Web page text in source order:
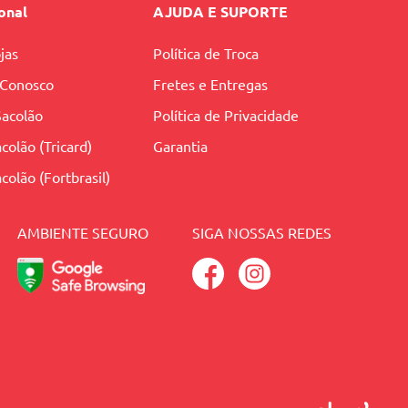
(Tricard)
(Fortbrasil)
AJUDA E SUPORTE
Política de Troca
Fretes e Entregas
Política de Privacidade
Garantia
AMBIENTE SEGURO SIGA NOSSAS REDES